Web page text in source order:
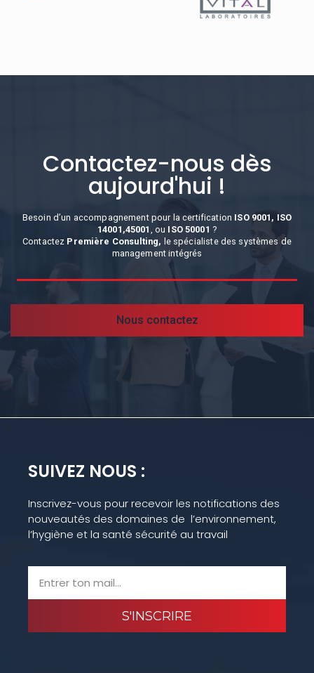
Contactez-nous dès
aujourd'hui !
Besoin d’un accompagnement pour la certification ISO 9001, ISO
14001,45001 , ou ISO 50001 ?
Contactez Première Consulting, le spécialiste des systèmes de
management intégrés
Nous contactez
SUIVEZ NOUS :
Inscrivez-vous pour recevoir les notifications des
nouveautés des domaines de l’environnement,
l’hygiène et la santé sécurité au travail
S'INSCRIRE